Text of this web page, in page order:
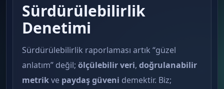
Sürdürülebilirlik
Denetimi
Sürdürülebilirlik raporlaması artık “güzel
anlatım” değil; ölçülebilir veri, doğrulanabilir
metrikve paydaş güveni demektir. Biz;